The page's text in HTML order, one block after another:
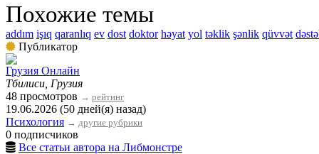
Похожие темы
addım işıq qaranlıq ev dost doktor həyat yol təklik şənlik qüvvət
Публикатор
Грузия Онлайн
Тбилиси, Грузия
48 просмотров → рейтинг
19.06.2026 (50 дней(я) назад)
Психология → другие рубрики
0 подписчиков
Все статьи автора на Либмонстре